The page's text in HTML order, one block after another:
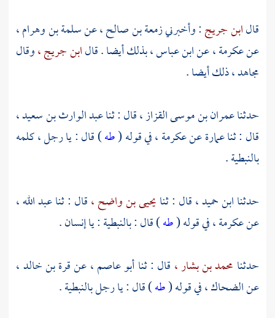
قالابن جريج: وأخبرنيزمعة بن صالح ،عنسلمة بن وهرام ،
عنعكرمة ،عنابن عباس ،بذلك أيضا . قالابن جريج ،وقال
مجاهد ،ذلك أيضا .
حدثناعمران بن موسى القزاز ،قال : ثناعبد الوارث بن سعيد ،
قال : ثناعمارةعنعكرمة ،في قوله (طه) قال : يا رجل ، كلمه
بالنبطية .
حدثناابن حميد ،قال : ثنايحيى بن واضح ،قال : ثناعبد الله ،
عنعكرمة ،في قوله (طه) قال : بالنبطية : يا إنسان .
حدثنا محمد بن بشار ، قال : ثناأبو عاصم ،عنقرة بن خالد ،
عنالضحاك ،في قوله (طه) قال : يا رجل بالنبطية .